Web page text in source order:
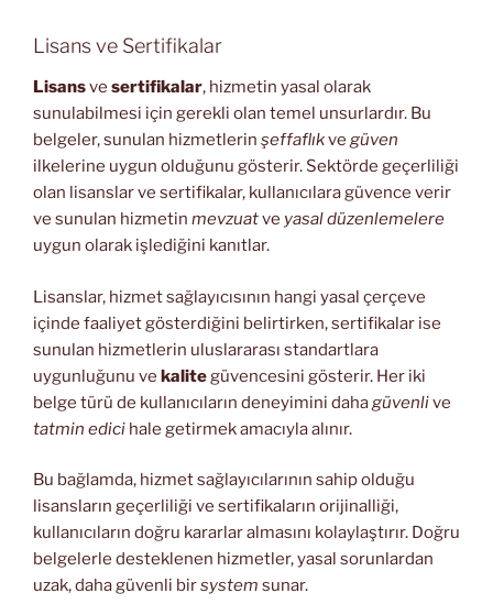
Lisans ve Sertifikalar
Lisansve sertifikalar, hizmetin yasal olarak
sunulabilmesi için gerekli olan temel unsurlardır. Bu
belgeler, sunulan hizmetlerin şeffaflıkve güven
ilkelerine uygun olduğunu gösterir. Sektörde geçerliliği
olan lisanslar ve sertifikalar, kullanıcılara güvence verir
ve sunulan hizmetin mevzuatve yasal düzenlemelere
uygun olarak işlediğini kanıtlar.
Lisanslar, hizmet sağlayıcısının hangi yasal çerçeve
içinde faaliyet gösterdiğini belirtirken, sertifikalar ise
sunulan hizmetlerin uluslararası standartlara
uygunluğunu ve kalitegüvencesini gösterir. Her iki
belge türü de kullanıcıların deneyimini dahagüvenlive
tatmin edici hale getirmek amacıyla alınır.
Bu bağlamda, hizmet sağlayıcılarının sahip olduğu
lisansların geçerliliği ve sertifikaların orijinalliği,
kullanıcıların doğru kararlar almasını kolaylaştırır. Doğru
belgelerle desteklenen hizmetler, yasal sorunlardan
uzak, daha güvenli birsystem sunar.